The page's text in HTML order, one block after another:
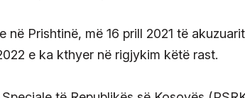
në Prishtinë, më 16 prill 2021 të
e ka kthyer në rigjykim këtë rast.